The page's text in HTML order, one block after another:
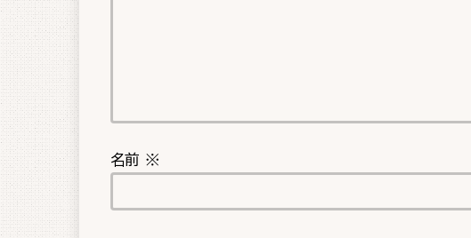
名前 ※